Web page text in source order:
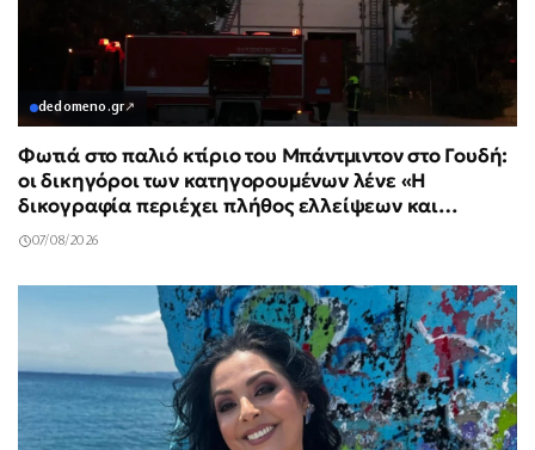
dedomeno.gr↗
Φωτιά στο παλιό κτίριο του Μπάντμιντον στο Γουδή:
οι δικηγόροι των κατηγορουμένων λένε «Η
δικογραφία περιέχει πλήθος ελλείψεων και
σοβαρών κενών»
07/08/2026